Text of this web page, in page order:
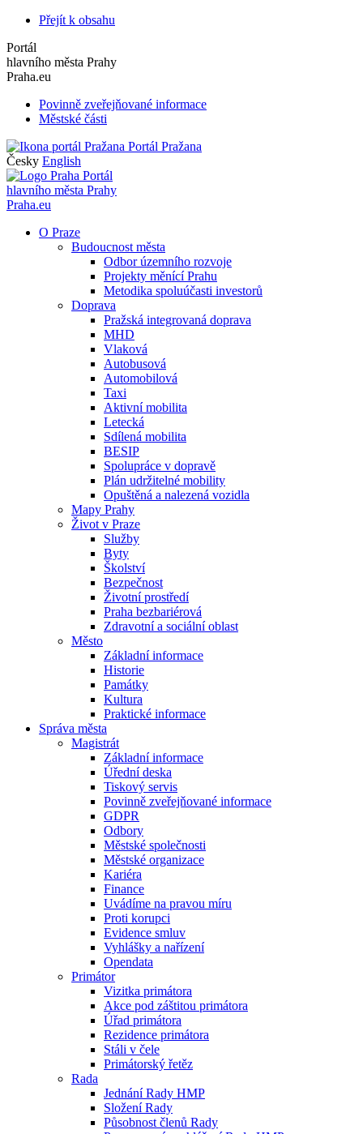
Přejít k obsahu
Portál
hlavního města Prahy
Praha.eu
Povinně zveřejňované informace
Městské části
Portál Pražana
Česky English
Portál
hlavního města Prahy
Praha.eu
O Praze
Budoucnost města
Odbor územního rozvoje
Projekty měnící Prahu
Metodika spoluúčasti investorů
Doprava
Pražská integrovaná doprava
MHD
Vlaková
Autobusová
Automobilová
Taxi
Aktivní mobilita
Letecká
Sdílená mobilita
BESIP
Spolupráce v dopravě
Plán udržitelné mobility
Opuštěná a nalezená vozidla
Mapy Prahy
Život v Praze
Služby
Byty
Školství
Bezpečnost
Životní prostředí
Praha bezbariérová
Zdravotní a sociální oblast
Město
Základní informace
Historie
Památky
Kultura
Praktické informace
Správa města
Magistrát
Základní informace
Úřední deska
Tiskový servis
Povinně zveřejňované informace
GDPR
Odbory
Městské společnosti
Městské organizace
Kariéra
Finance
Uvádíme na pravou míru
Proti korupci
Evidence smluv
Vyhlášky a nařízení
Opendata
Primátor
Vizitka primátora
Akce pod záštitou primátora
Úřad primátora
Rezidence primátora
Stáli v čele
Primátorský řetěz
Rada
Jednání Rady HMP
Složení Rady
Působnost členů Rady